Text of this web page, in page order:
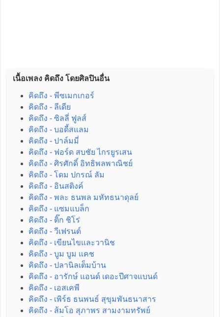
เนื้อเพลง คิดถึง โดยศิลปินอื่น
คิดถึง - พีซเมกเกอร์
คิดถึง - ลีเดีย
คิดถึง - ซิลลี่ ฟูลส์
คิดถึง - บอดี้สแลม
คิดถึง - ปาล์มมี่
คิดถึง - ฟอร์ด สบชัย ไกรยูรเสน
คิดถึง - ศิรศักดิ์ อิทธิพลพาณิชย์
คิดถึง - โดม ปกรณ์ ลัม
คิดถึง - อินสติงค์
คิดถึง - พละ ธนพล มหัทธนาดุลย์
คิดถึง - แซมแบล็ก
คิดถึง - ติ๊ก ชิโร่
คิดถึง - วีเฟรนด์
คิดถึง - เขียนไขและวานิช
คิดถึง - บูม บูม แคช
คิดถึง - ปลานิลเต็มบ้าน
คิดถึง - อารักษ์ แอนด์ เดอะปีศาจแบนด์
คิดถึง - เอสเคพี
คิดถึง - เพิร์ธ ธนพนธ์ สุขุมพันธนาสาร
คิดถึง - ส้มโอ สุภาพร สามงามทรัพย์